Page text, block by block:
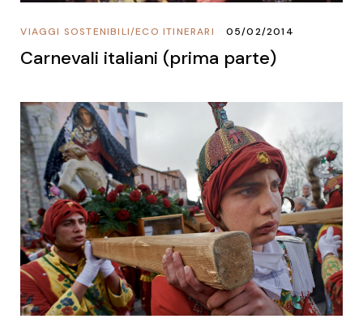
ECO ITINERARI
/
VIAGGI SOSTENIBILI 05/02/2014
Carnevali italiani (prima parte)